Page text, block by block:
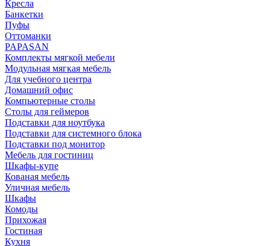
Кресла
Банкетки
Пуфы
Оттоманки
PAPASAN
Комплекты мягкой мебели
Модульная мягкая мебель
Для учебного центра
Домашний офис
Компьютерные столы
Столы для геймеров
Подставки для ноутбука
Подставки для системного блока
Подставки под монитор
Мебель для гостиниц
Шкафы-купе
Кованая мебель
Уличная мебель
Шкафы
Комоды
Прихожая
Гостиная
Кухня